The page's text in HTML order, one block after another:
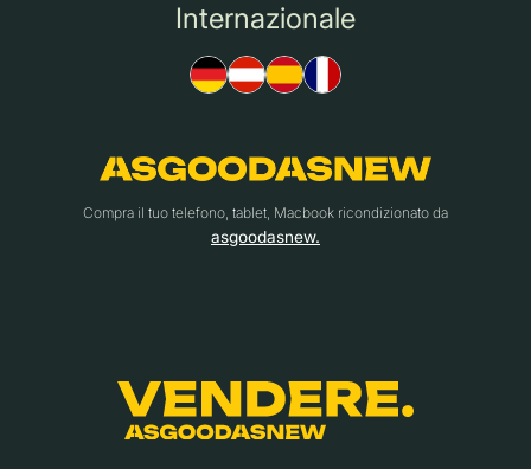
Internazionale
Compra il tuo telefono, tablet, Macbook ricondizionato da
asgoodasnew.